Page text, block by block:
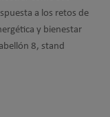
a los retos de
y bienestar
8, stand